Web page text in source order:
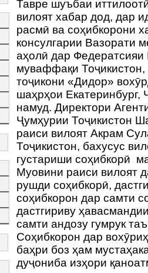
Тавре шуъбаи
вилоят хабар дод, дар
расмӣ ва соҳибкорони
консулгарии Вазорати
аҳолӣ дар Федератсияи
муваффақи
тоҷикони «Дидор»
шаҳрҳои Екатеринбург,
намуд. Директори
Ҷумҳурии Тоҷикистон
раиси вилоят Акрам
Тоҷикистон, бахусус
густариши соҳибкорӣ
Муовини раиси вилоят
рушди соҳибкорӣ,
соҳибкорон дар самти
дастгириву
самти андозу гумрук
Соҳибкорон дар
баҳри боз ҳам
дуҷониба изҳори